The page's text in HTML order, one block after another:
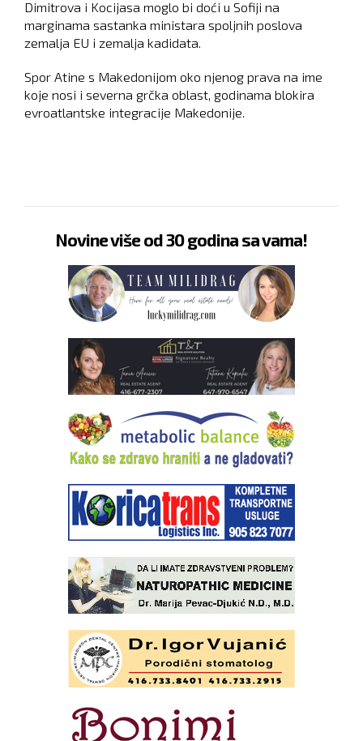
Dimitrova i Kocijasa moglo bi doći u Sofiji na
marginama sastanka ministara spoljnih poslova
zemalja EU i zemalja kadidata.
Spor Atine s Makedonijom oko njenog prava na ime
koje nosi i severna grčka oblast, godinama blokira
evroatlantske integracije Makedonije.
Novine više od 30 godina sa vama!